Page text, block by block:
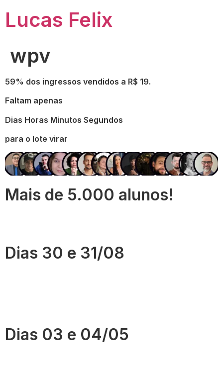
Lucas Felix
wpv
59% dos ingressos vendidos a R$ 19.
Faltam apenas
Dias Horas Minutos Segundos
para o lote virar
Mais de 5.000 alunos!
Dias 30 e 31/08
Dias 03 e 04/05